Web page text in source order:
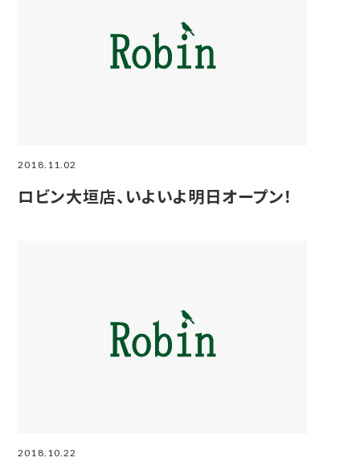
2018.11.02
ロビン大垣店、いよいよ明日オープン！
2018.10.22